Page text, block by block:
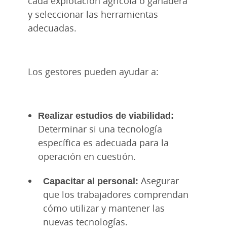
y seleccionar las herramientas
adecuadas.
Los gestores pueden ayudar a:
Realizar estudios de viabilidad:
Determinar si una tecnología
específica es adecuada para la
operación en cuestión.
Capacitar al personal: Asegurar
que los trabajadores comprendan
cómo utilizar y mantener las
nuevas tecnologías.